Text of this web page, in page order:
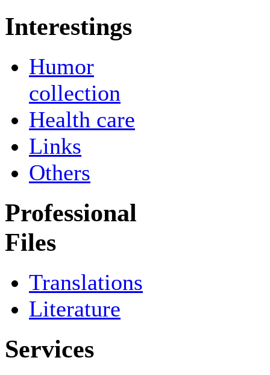
Interestings
Humor
collection
Health care
Links
Others
Professional
Files
Translations
Literature
Services